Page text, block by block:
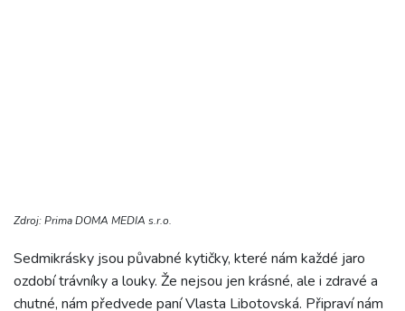
Zdroj: Prima DOMA MEDIA s.r.o.
Sedmikrásky jsou půvabné kytičky, které nám každé jaro
ozdobí trávníky a louky. Že nejsou jen krásné, ale i zdravé a
chutné, nám předvede paní Vlasta Libotovská. Připraví nám